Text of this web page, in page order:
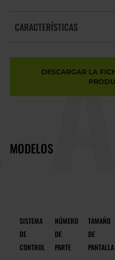
CARACTERÍSTICAS
DESCARGAR LA
MODELOS
SISTEMA
DE
CONTROL
NÚMERO
DE
PARTE
TAMAÑO
DE
PANTALLA